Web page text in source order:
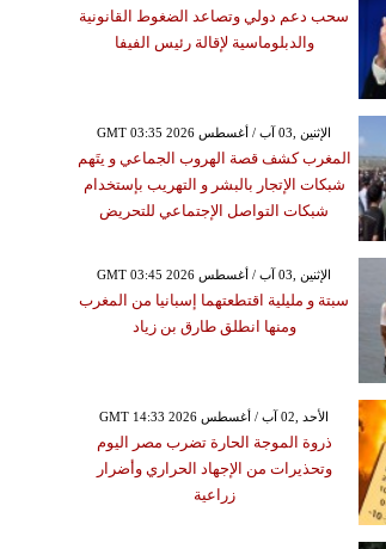
سحب دعم دولي وتصاعد الضغوط القانونية
والدبلوماسية لإقالة رئيس الفيفا
GMT 03:35 2026 الإثنين ,03 آب / أغسطس
المغرب كشف قصة الهروب الجماعي و يتَهم
شبكات الإتجار بالبشر و التهريب بإستخدام
شبكات التواصل الإجتماعي للتحريض
GMT 03:45 2026 الإثنين ,03 آب / أغسطس
سبتة و مليلية اقتطعتهما إسبانيا من المغرب
ومنها انطلق طارق بن زياد
GMT 14:33 2026 الأحد ,02 آب / أغسطس
ذروة الموجة الحارة تضرب مصر اليوم
وتحذيرات من الإجهاد الحراري وأضرار
زراعية